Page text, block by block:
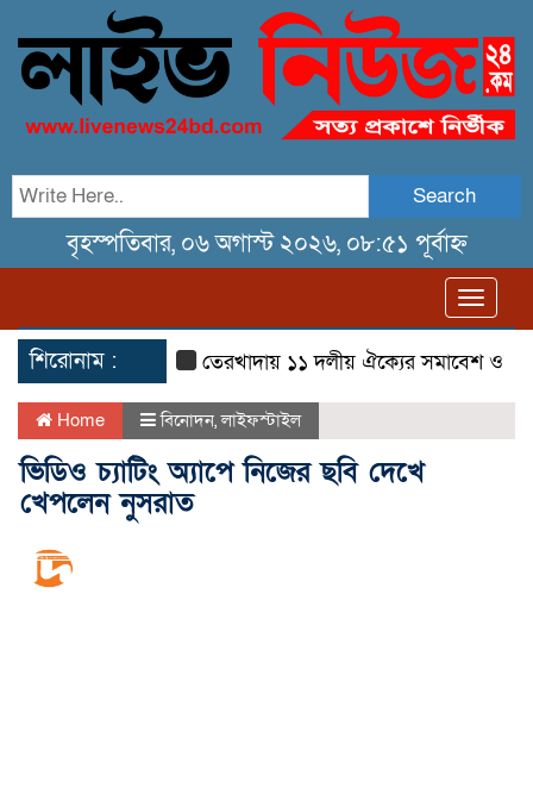
Search
বৃহস্পতিবার, ০৬ অগাস্ট ২০২৬, ০৮:৫১ পূর্বাহ্ন
শিরোনাম : তেরখাদায় ১১ দলীয় ঐক্যের সমাবেশ ও গণ
Home বিনোদন,লাইফস্টাইল
ভিডিও চ্যাটিং অ্যাপে নিজের ছবি দেখে
খেপলেন নুসরাত